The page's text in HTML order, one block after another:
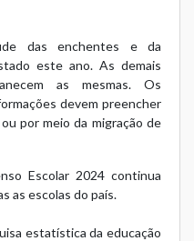
das enchentes e da
este ano. As demais
as mesmas. Os
devem preencher
por meio da migração de
Escolar 2024 continua
as escolas do país.
estatística da educação